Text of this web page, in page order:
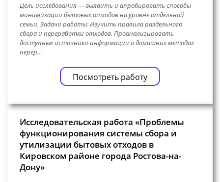
Цель исследования — выявить и апробировать способы
минимизации бытовых отходов на уровне отдельной
семьи. Задачи работы: Изучить правила раздельного
сбора и переработки отходов. Проанализировать
доступные источники информации о домашних методах
перер…
Посмотреть работу
Исследовательская работа «Проблемы
функционирования системы сбора и
утилизации бытовых отходов в
Кировском районе города Ростова-на-
Дону»